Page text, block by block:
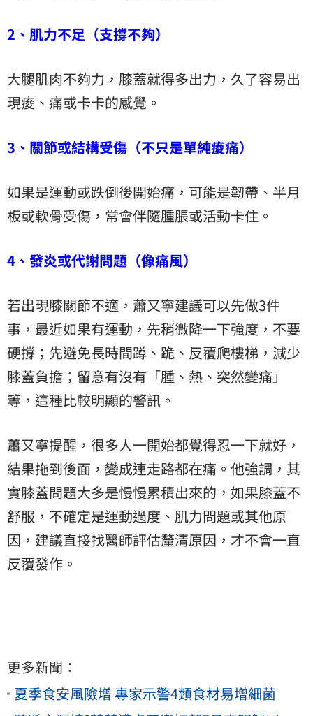
2、肌力不足（支撐不夠）
大腿肌肉不夠力，膝蓋就得多出力，久了容易出
現痠、痛或卡卡的感覺。
3、關節或結構受傷（不只是單純痠痛）
如果是運動或跌倒後開始痛，可能是韌帶、半月
板或軟骨受傷，常會伴隨腫脹或活動卡住。
4、發炎或代謝問題（像痛風）
若出現膝關節不適，蕭又寧建議可以先做3件
事，最近如果有運動，先稍微降一下強度，不要
硬撐；先避免長時間蹲、跪、反覆爬樓梯，減少
膝蓋負擔；留意有沒有「腫、熱、突然變痛」
等，這種比較明顯的警訊。
蕭又寧提醒，很多人一開始都覺得忍一下就好，
結果拖到後面，變成連走路都在痛。他強調，其
實膝蓋問題大多是慢慢累積出來的，如果膝蓋不
舒服，不確定是運動過度、肌力問題或其他原
因，建議直接找醫師評估釐清原因，才不會一直
反覆發作。
更多新聞：
夏季食安風險增 專家示警4類食材易增細菌